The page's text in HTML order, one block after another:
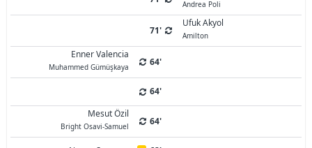
Andrea Poli
71'
Ufuk Akyol
Amilton
Enner Valencia
Muhammed Gümüşkaya 64'
64'
Mesut Özil
Bright Osavi-Samuel 64'